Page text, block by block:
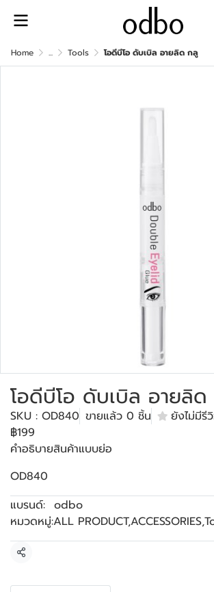
Home ... Tools โอดีบีโอ ดับเบิล อายลิด กลู
โอดีบีโอ ดับเบิล อายลิ
SKU : OD840 ขายแล้ว 0 ชิ้น
ยังไม่มีรี
฿199
คำอธิบายสินค้าแบบย่อ
OD840
แบรนด์: odbo
หมวดหมู่:ALL PRODUCT,ACCESSORIES,
แชร์